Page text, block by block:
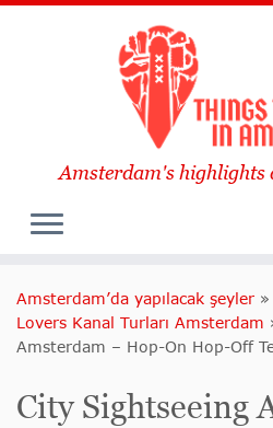
Amsterdam's highlights
Amsterdam’da yapılacak şeyler »
Lovers Kanal Turları Amsterdam
Amsterdam – Hop-On Hop-Off
City Sightseeing